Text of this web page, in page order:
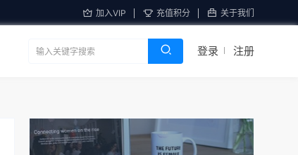
加入VIP 充值积分 关于我们
登录 注册